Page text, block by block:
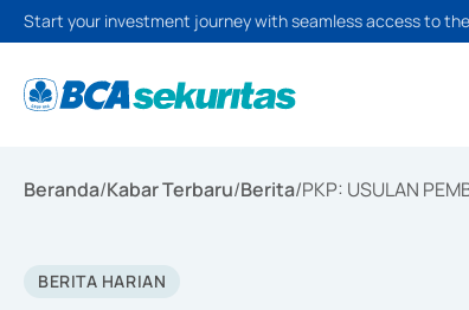
Start your investment journey with seamless access to
Beranda/Kabar Terbaru/Berita/PKP: USULAN
BERITA HARIAN